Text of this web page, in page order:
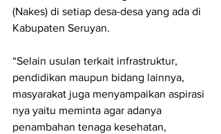
(Nakes) di setiap desa-desa yang ada di
Kabupaten Seruyan.
“Selain usulan terkait infrastruktur,
pendidikan maupun bidang lainnya,
masyarakat juga menyampaikan aspirasi
nya yaitu meminta agar adanya
penambahan tenaga kesehatan,